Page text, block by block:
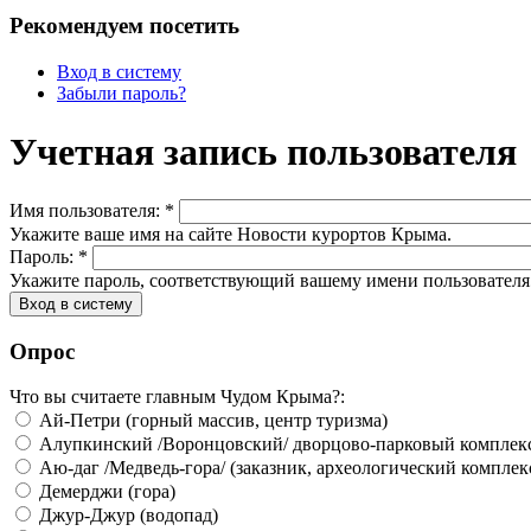
Рекомендуем посетить
Вход в систему
Забыли пароль?
Учетная запись пользователя
Имя пользователя: *
Укажите ваше имя на сайте Новости курортов Крыма.
Пароль: *
Укажите пароль, соответствующий вашему имени
Опрос
Что вы считаете главным Чудом Крыма?:
Ай-Петри (горный массив, центр туризма)
Алупкинский /Воронцовский/ дворцово-парковый
Аю-даг /Медведь-гора/ (заказник, археологический
Демерджи (гора)
Джур-Джур (водопад)